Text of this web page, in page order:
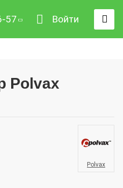
57 Войти
Polvax
Polvax